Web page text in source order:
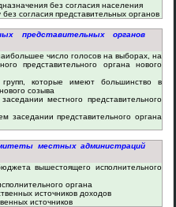
без согласия населения
согласия представительных органов
представительных органов
число голосов на выборах, на
представительного органа нового
групп, которые имеют большинство в
созыва
местного представительного
заседании представительного органа
местных администраций
вышестоящего исполнительного
органа
источников доходов
источников